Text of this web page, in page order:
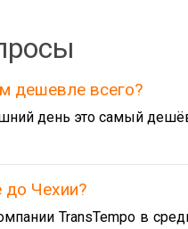
дешевле всего?
день это самый
до Чехии?
TransTempo в